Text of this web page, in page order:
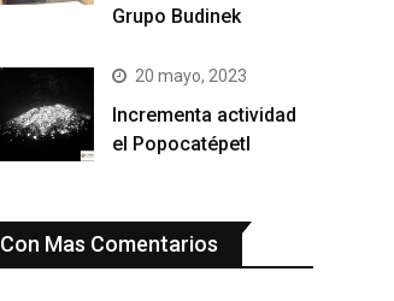
Grupo Budinek
20 mayo, 2023
Incrementa actividad
el Popocatépetl
Con Mas Comentarios